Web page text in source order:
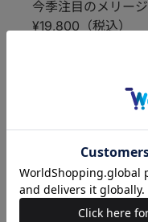
今季注目のメリー
¥19,800（税込）